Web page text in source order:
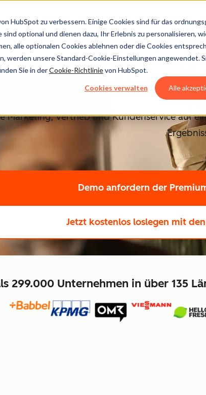
HubSpot zu verbessern. Einige Cookies sind für das
optional und dienen dazu, Ihr Erlebnis zu personalisieren,
alle optionalen Cookies ablehnen oder die Cookies
werden unsere Standard-Cookie-Einstellungen angewendet.
Sie in derCookie-Richtlinievon HubSpot.
Cookies verwalten Alle
AGENTISCHE KI-
vereinen.
Marketing, Vertrieb und Kundenservice auf
Demo anfordern der
Jetzt kostenlos loslegen mit
299.000 Unternehmen in über 135